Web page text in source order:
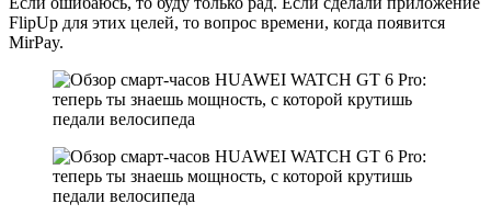
FlipUp для этих целей, то вопрос времени, когда появится
MirPay.